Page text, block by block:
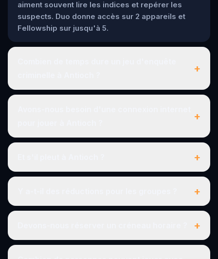
aiment souvent lire les indices et repérer les
suspects. Duo donne accès sur 2 appareils et
Fellowship sur jusqu'à 5.
+
+
+
+
+